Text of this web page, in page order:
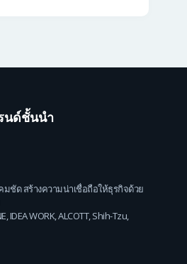
นด์ชั้นนำ
ชัด สร้างความน่าเชื่อถือให้ธุรกิจด้วย
,IDEA WORK,ALCOTT,Shih-Tzu,